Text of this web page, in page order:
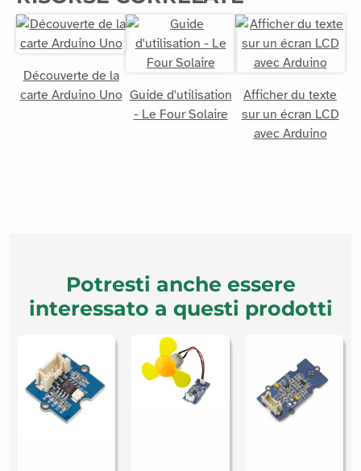
carte Arduino Uno
Guide d'utilisation
- Le Four Solaire
sur un écran LCD
avec Arduino
Grove UV
Grove Infrared
Temperature